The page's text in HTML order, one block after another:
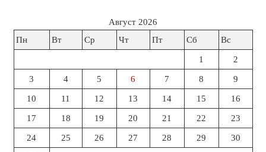
Август 2026
Пн
Вт Ср Чт Пт Сб Вс
1 2
3 4 5 6 7 8 9
10 11 12 13 14 15 16
17 18 19 20 21 22 23
24 25 26 27 28 29 30